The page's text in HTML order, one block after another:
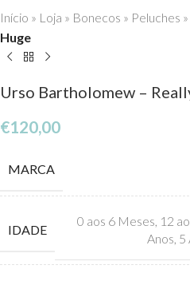
Início » Loja » Bonecos » Peluches »
Huge
Urso Bartholomew –
€120,00
MARCA
IDADE
0 aos 6 Meses, 12
Anos, 5